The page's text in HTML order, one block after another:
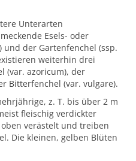
Unterarten
Esels- oder
der Gartenfenchel (ssp.
weiterhin drei
(var. azoricum), der
Bitterfenchel (var. vulgare).
z. T. bis über 2 m
fleischig verdickter
verästelt und treiben
Die kleinen, gelben Blüten